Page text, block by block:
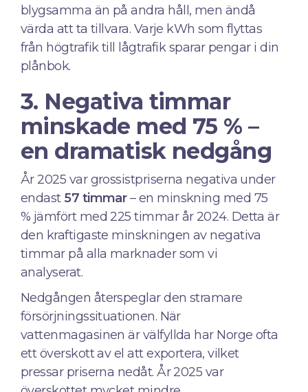
blygsamma än på andra håll, men ändå
värda att ta tillvara. Varje kWh som flyttas
från högtrafik till lågtrafik sparar pengar i din
plånbok.
3. Negativa timmar
minskade med 75 % –
en dramatisk nedgång
År 2025 var grossistpriserna negativa under
endast57 timmar– en minskning med 75
% jämfört med 225 timmar år 2024. Detta är
den kraftigaste minskningen av negativa
timmar på alla marknader som vi
analyserat.
Nedgången återspeglar den stramare
försörjningssituationen. När
vattenmagasinen är välfyllda har Norge ofta
ett överskott av el att exportera, vilket
pressar priserna nedåt. År 2025 var